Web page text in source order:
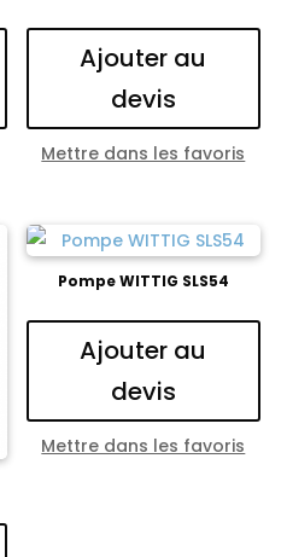
Ajouter au
devis
Mettre dans les favoris
Pompe WITTIG SLS54
Ajouter au
devis
Mettre dans les favoris